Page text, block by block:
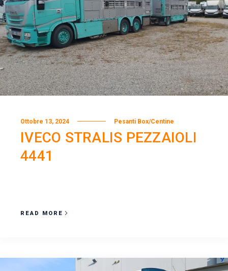
Ottobre 13, 2024 Pesanti Box/Centine
IVECO STRALIS PEZZAIOLI
4441
READ MORE